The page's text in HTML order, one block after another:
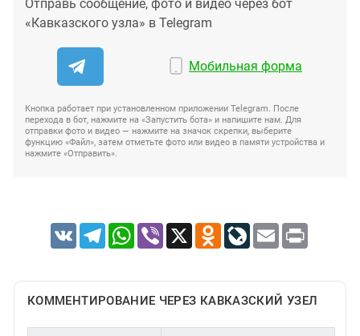
Отправь сообщение, фото и видео через бот
«Кавказского узла» в Telegram
Мобильная форма
Кнопка работает при установленном приложении Telegram. После
перехода в бот, нажмите на «Запустить бота» и напишите нам. Для
отправки фото и видео — нажмите на значок скрепки, выберите
функцию «Файл», затем отметьте фото или видео в памяти устройства и
нажмите «Отправить».
VK TelegramWhatsApp
Viber X Odnoklassniki
LiveJournal
Email Print
КОММЕНТИРОВАНИЕ ЧЕРЕЗ КАВКАЗСКИЙ УЗЕЛ